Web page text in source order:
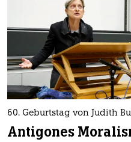
60. Geburtstag von Judith
Antigones